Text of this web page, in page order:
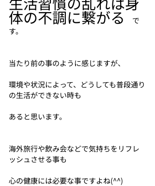
体の不調に繋がる
で
す。
当たり前の事のように感じますが、
環境や状況によって、どうしても普段通り
の生活ができない時も
あると思います。
海外旅行や飲み会などで気持ちをリフレ
ッシュさせる事も
心の健康には必要な事ですよね(^^)